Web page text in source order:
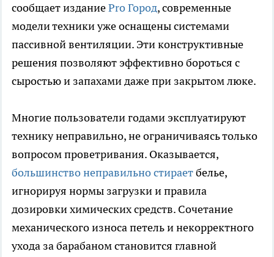
сообщает изданиеPro Город, современные
модели техники уже оснащены системами
пассивной вентиляции. Эти конструктивные
решения позволяют эффективно бороться с
сыростью и запахами даже при закрытом люке.
Многие пользователи годами эксплуатируют
технику неправильно, не ограничиваясь только
вопросом проветривания. Оказывается,
большинство неправильно стираетбелье,
игнорируя нормы загрузки и правила
дозировки химических средств. Сочетание
механического износа петель и некорректного
ухода за барабаном становится главной